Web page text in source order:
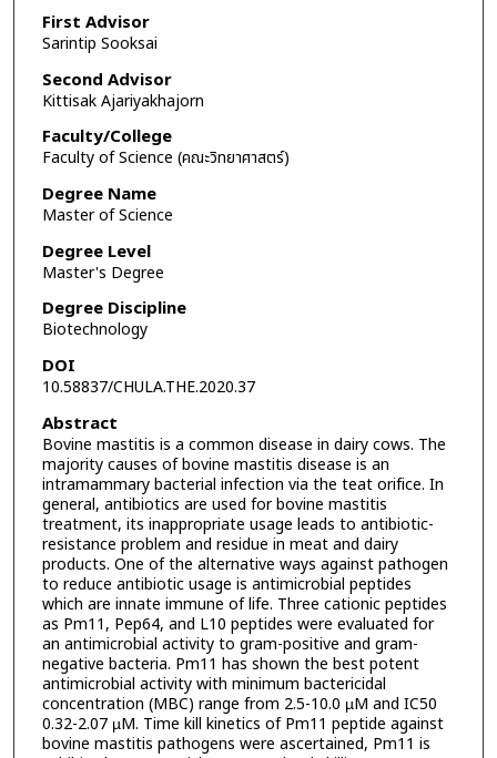
First Advisor
Sarintip Sooksai
Second Advisor
Kittisak Ajariyakhajorn
Faculty/College
Faculty of Science (คณะวิทยาศาสตร์)
Degree Name
Master of Science
Degree Level
Master's Degree
Degree Discipline
Biotechnology
DOI
10.58837/CHULA.THE.2020.37
Abstract
Bovine mastitis is a common disease in dairy cows. The
majority causes of bovine mastitis disease is an
intramammary bacterial infection via the teat orifice. In
general, antibiotics are used for bovine mastitis
treatment, its inappropriate usage leads to antibiotic-
resistance problem and residue in meat and dairy
products. One of the alternative ways against pathogen
to reduce antibiotic usage is antimicrobial peptides
which are innate immune of life. Three cationic peptides
as Pm11, Pep64, and L10 peptides were evaluated for
an antimicrobial activity to gram-positive and gram-
negative bacteria. Pm11 has shown the best potent
antimicrobial activity with minimum bactericidal
concentration (MBC) range from 2.5-10.0 µM and IC50
0.32-2.07 µM. Time kill kinetics of Pm11 peptide against
bovine mastitis pathogens were ascertained, Pm11 is